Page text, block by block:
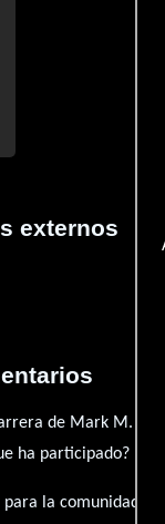
externos
de Mark M.
ha participado?
la comunidad